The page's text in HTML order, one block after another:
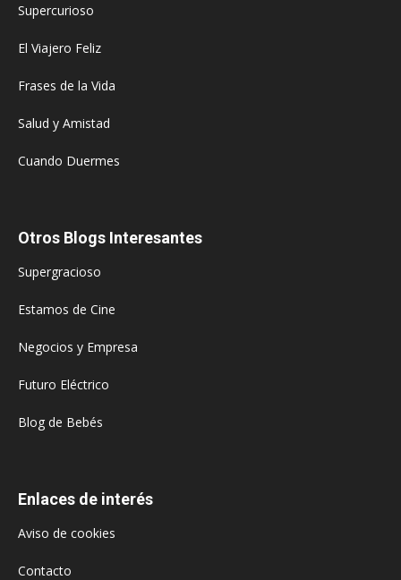
Supercurioso
El Viajero Feliz
Frases de la Vida
Salud y Amistad
Cuando Duermes
Otros Blogs Interesantes
Supergracioso
Estamos de Cine
Negocios y Empresa
Futuro Eléctrico
Blog de Bebés
Enlaces de interés
Aviso de cookies
Contacto